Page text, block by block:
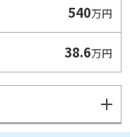
540万円
38.6万円